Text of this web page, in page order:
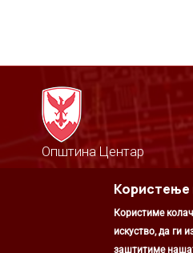
Општина Центар
Скопје, РС Македонија
+389 2 3203 600
kontakt@centar.gov.mk
Користиме
искуство, да ги
заштитиме